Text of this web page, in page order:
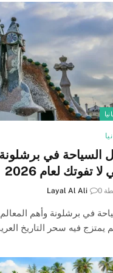
السياحة في
لا تفوتك لعام 2026
Layal Al Ali 0
في برشلونة وأهم المعالم
يمتزج فيه سحر التاريخ